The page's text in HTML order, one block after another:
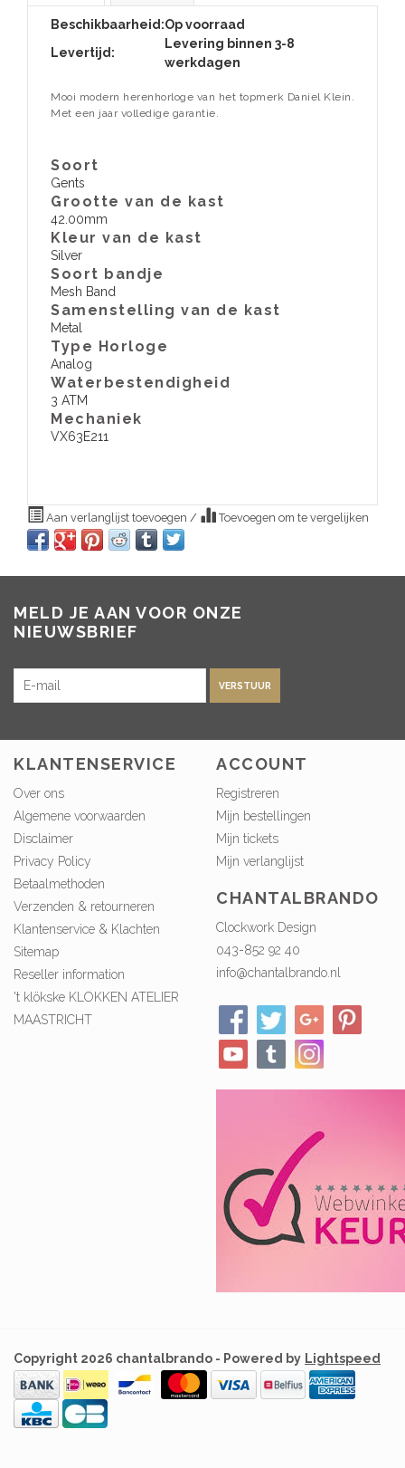
Beschikbaarheid:Op voorraad
Levertijd:
Levering binnen 3-8
werkdagen
Mooi modern herenhorloge van het topmerk Daniel Klein.
Met een jaar volledige garantie.
Soort
Gents
Grootte van de kast
42.00mm
Kleur van de kast
Silver
Soort bandje
Mesh Band
Samenstelling van de kast
Metal
Type Horloge
Analog
Waterbestendigheid
3 ATM
​Mechaniek
VX63E211
Aan verlanglijst toevoegen / Toevoegen om te vergelijken
MELD JE AAN VOOR ONZE
NIEUWSBRIEF
VERSTUUR
KLANTENSERVICE
Over ons
Algemene voorwaarden
Disclaimer
Privacy Policy
Betaalmethoden
Verzenden & retourneren
Klantenservice & Klachten
Sitemap
Reseller information
't klökske KLOKKEN ATELIER
MAASTRICHT
ACCOUNT
Registreren
Mijn bestellingen
Mijn tickets
Mijn verlanglijst
CHANTALBRANDO
Clockwork Design
043-852 92 40
info@chantalbrando.nl
Copyright 2026 chantalbrando - Powered by Lightspeed